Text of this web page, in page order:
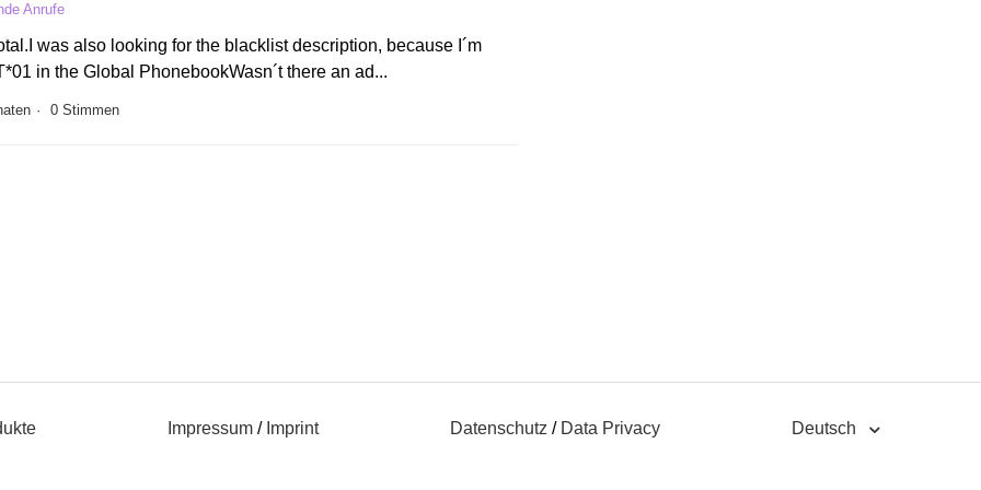
Anrufe
was also looking for the blacklist description, because I´m
in the Global PhonebookWasn´t there an ad...
0 Stimmen
Impressum / Imprint Datenschutz / Data Privacy Deutsch